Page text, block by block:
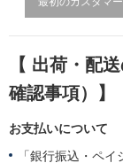
【 出荷・配
確認事項）】
お支払いについて
「銀行振込・ペ